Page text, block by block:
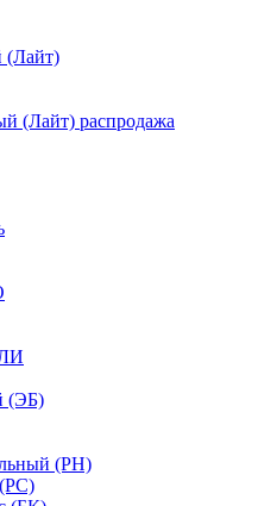
(Лайт)
(Лайт) распродажа
(ЭБ)
(РН)